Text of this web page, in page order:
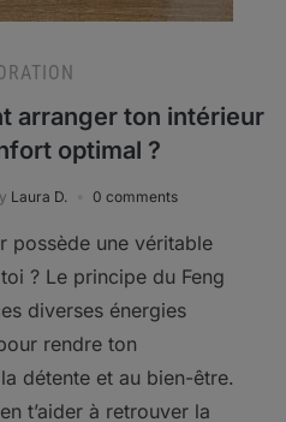
arranger ton intérieur
optimal ?
Laura D. 0 comments
possède une véritable
? Le principe du Feng
diverses énergies
rendre ton
détente et au bien-être.
t’aider à retrouver la